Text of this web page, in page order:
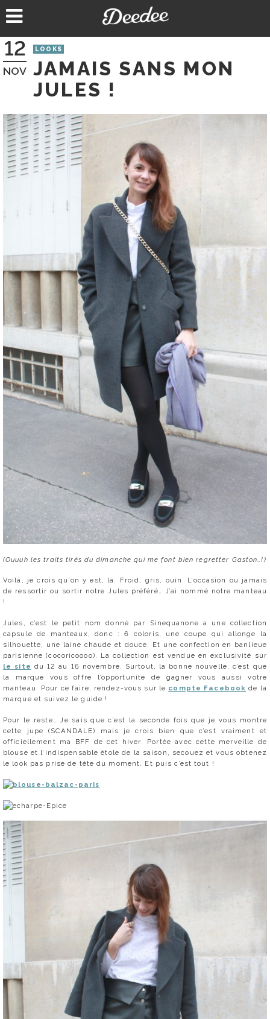
au
12
NOV
LOOKS
JAMAIS SANS MON
JULES !
(Ouuuh les traits tirés du dimanche qui me font bien regretter Gaston…!)
Voilà, je crois qu’on y est, là. Froid, gris, ouin. L’occasion ou jamais
de ressortir ou sortir notre Jules préféré… J’ai nommé notre manteau
!
Jules, c’est le petit nom donné par Sinequanone a une collection
capsule de manteaux, donc : 6 coloris, une coupe qui allonge la
silhouette, une laine chaude et douce. Et une confection en banlieue
parisienne (cocoricoooo). La collection est vendue en exclusivité sur
le site du 12 au 16 novembre. Surtout, la bonne nouvelle, c’est que
la marque vous offre l’opportunité de gagner vous aussi votre
manteau. Pour ce faire, rendez-vous sur le compte Facebook de la
marque et suivez le guide !
Pour le reste… Je sais que c’est la seconde fois que je vous montre
cette jupe (SCANDALE) mais je crois bien que c’est vraiment et
officiellement ma BFF de cet hiver. Portée avec cette merveille de
blouse et l’indispensable étole de la saison, secouez et vous obtenez
le look pas prise de tête du moment. Et puis c’est tout !